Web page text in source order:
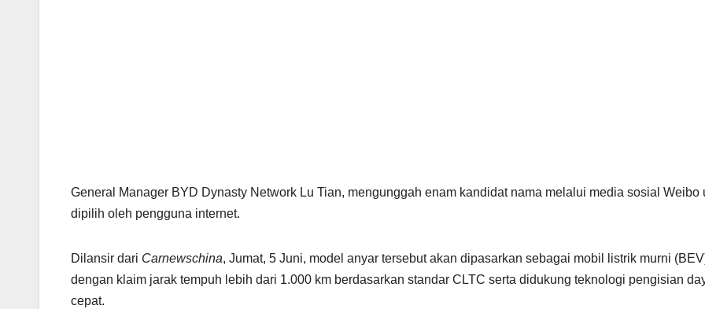
General Manager BYD Dynasty Network Lu Tian, mengunggah enam kandidat nama melalui media sosial Weibo
dipilih oleh pengguna internet.
Dilansir dari Carnewschina, Jumat, 5 Juni, model anyar tersebut akan dipasarkan sebagai mobil listrik murni
dengan klaim jarak tempuh lebih dari 1.000 km berdasarkan standar CLTC serta didukung teknologi pengisian
cepat.